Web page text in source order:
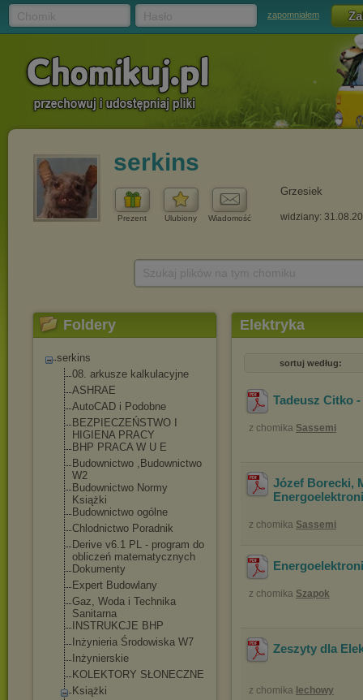
zapomniałem
serkins
Prezent Ulubiony Wiadomość
Grzesiek
widziany:
Foldery
serkins
08. arkusze kalkulacyjne
ASHRAE
AutoCAD i Podobne
BEZPIECZEŃSTWO I
HIGIENA PRACY
BHP PRACA W U E
Budownictwo ,Budownictwo
W2
Budownictwo Normy
Książki
Budownictwo ogólne
Chlodnictwo Poradnik
Derive v6.1 PL - program do
obliczeń matematycznych
Dokumenty
Expert Budowlany
Gaz, Woda i Technika
Sanitarna
INSTRUKCJE BHP
Inżynieria Środowiska W7
Inżynierskie
KOLEKTORY SŁONECZNE
Książki
Elektryka
sortuj według:
Tadeusz Citko
z chomika Sassemi
Józef Borecki,
z chomika Sassemi
z chomika Szapok
Zeszyty dla
z chomika lechowy